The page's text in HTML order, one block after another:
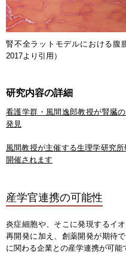
腎不全ラットモデルにおける腹
2017より引用）
研究内容の詳細
看護学群・風間逸郎教授が腎臓
発見
風間教授が主催する生理学研究
開催されます
産学官連携の可能性
炎症細胞や、そこに発現するイ
再開発に加え、創薬開発が期待
に関わる企業との産学連携が可能